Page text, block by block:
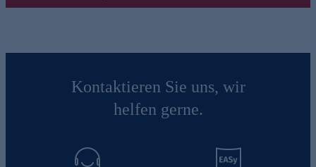
Kontaktieren Sie uns, wir
helfen gerne.